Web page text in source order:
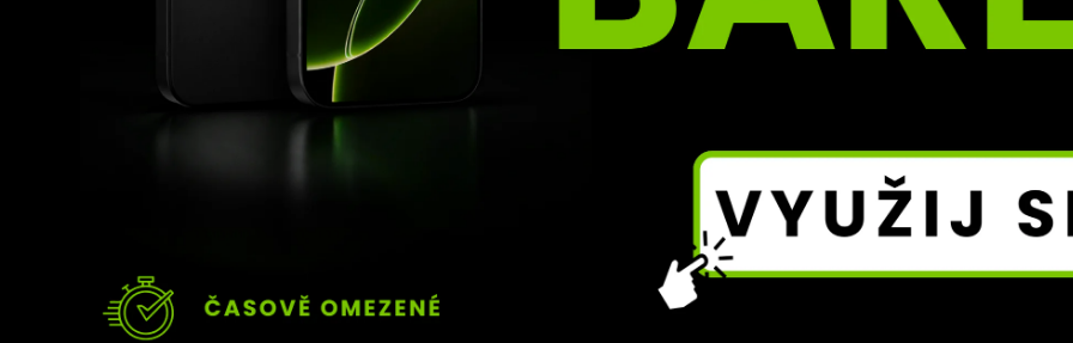
Pak však přidal větu, která okamžitě zaujala MMA svět.
„Všechno má svou cenu. Jeho čas přijde.“
Právě tato slova řada fanoušků bere jako jasný vzkaz. Pereira sice Hokitovi